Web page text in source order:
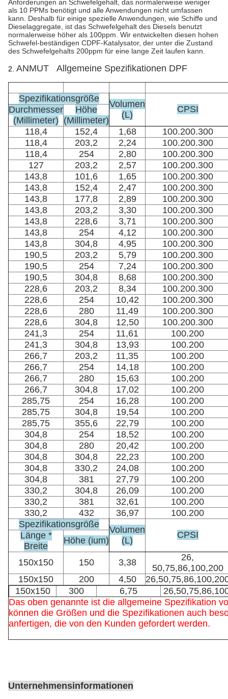
Anforderungen an Schwefelgehalt, das normalerweise weniger
als 10 PPMs benötigt und alle Anwendungen nicht umfassen
kann. Deshalb für einige spezielle Anwendungen, wie Schiffe und
Dieselaggregate, ist das Schwefelgehalt des Diesels benutzt
normalerweise höher als 100ppm. Wir entwickelten diesen hohen
Schwefel-beständigen CDPF-Katalysator, der unter die Zustand
des Schwefelgehalts 200ppm für eine lange Zeit laufen kann.
2. ANMUT Allgemeine Spezifikationen DPF
Spezifikationsgröße
Volumen
(L)
CPSI
Durchmesser
(Millimeter)
Höhe
(Millimeter)
118,4
152,4 1,68
100.200.300
118,4
203,2 2,24
100.200.300
118,4
254 2,80
100.200.300
127
203,2 2,57
100.200.300
143,8
101,6 1,65
100.200.300
143,8
152,4 2,47
100.200.300
143,8
177,8 2,89
100.200.300
143,8
203,2 3,30
100.200.300
143,8
228,6 3,71
100.200.300
143,8
254 4,12
100.200.300
143,8
304,8 4,95
100.200.300
190,5
203,2 5,79
100.200.300
190,5
254 7,24
100.200.300
190,5
304,8 8,68
100.200.300
228,6
203,2 8,34
100.200.300
228,6
254 10,42
100.200.300
228,6
280 11,49
100.200.300
228,6
304,8 12,50
100.200.300
241,3
254 11,61
100.200
241,3
304,8 13,93
100.200
266,7
203,2 11,35
100.200
266,7
254 14,18
100.200
266,7
280 15,63
100.200
266,7
304,8 17,02
100.200
285,75
254 16,28
100.200
285,75
304,8 19,54
100.200
285,75
355,6 22,79
100.200
304,8
254 18,52
100.200
304,8
280 20,42
100.200
304,8
304,8 22,23
100.200
304,8
330,2 24,08
100.200
304,8
381 27,79
100.200
330,2
304,8 26,09
100.200
330,2
381 32,61
100.200
330,2
432 36,97
100.200
Spezifikationsgröße
Volumen
(L)
CPSI
Länge *
Breite
Höhe (ium)
150x150 150 3,38
26,
50,75,86,100,200
150x150
200 4,50
150x150
300 6,75
Das oben genannte ist die allgemeine Spezifikation
können die Größen und die Spezifikationen auch
anfertigen, die von den Kunden gefordert werden.
Unternehmensinformationen